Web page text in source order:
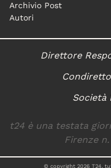
Archivio Post
Autori
Direttore
Società
t24 è una testata
Firenze n.
© copyright 2026 T24,